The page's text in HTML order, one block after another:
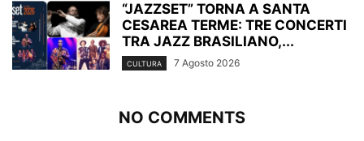
“JAZZSET” TORNA A SANTA
CESAREA TERME: TRE CONCERTI
TRA JAZZ BRASILIANO,...
CULTURA 7 Agosto 2026
NO COMMENTS